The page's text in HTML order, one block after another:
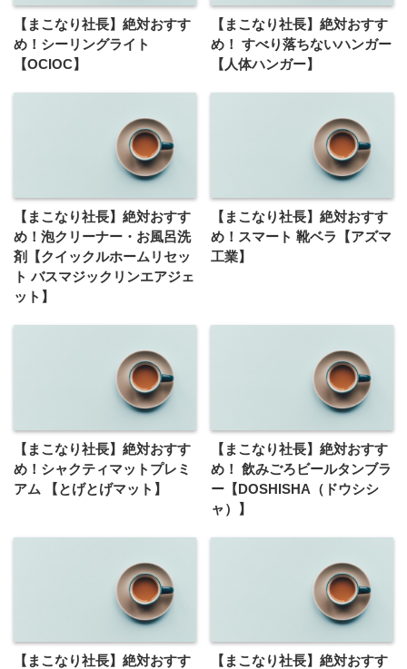
【まこなり社長】絶対おすす
め！シーリングライト
【OCIOC】
【まこなり社長】絶対おすす
め！ すべり落ちないハンガー
【人体ハンガー】
【まこなり社長】絶対おすす
め！泡クリーナー・お風呂洗
剤【クイックルホームリセッ
ト バスマジックリンエアジェ
ット】
【まこなり社長】絶対おすす
め！スマート 靴ベラ【アズマ
工業】
【まこなり社長】絶対おすす
め！シャクティマットプレミ
アム 【とげとげマット】
【まこなり社長】絶対おすす
め！ 飲みごろビールタンブラ
ー【DOSHISHA（ドウシシ
ャ）】
【まこなり社長】絶対おすす
【まこなり社長】絶対おすす